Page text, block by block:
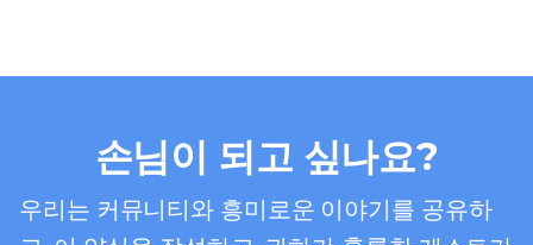
손님이 되고 싶나요?
우리는 커뮤니티와 흥미로운 이야기를 공유하